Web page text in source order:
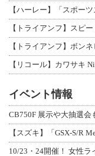
【トライアンフ】スピ
【リコール】カワサキ
イベント情報
CB750F 展示や大抽選
【スズキ】「GSX-S/R
10/23・24開催！ 女性